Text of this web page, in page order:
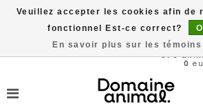
570
0
Veuillez accepter les cookies afin de
fonctionnel Est-ce correct?
En savoir plus sur les
Livraison gratuite à partir